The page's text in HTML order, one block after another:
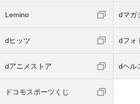
Lemino dマガ
dヒッツ dフォ
dアニメストア dヘル
ドコモスポーツくじ